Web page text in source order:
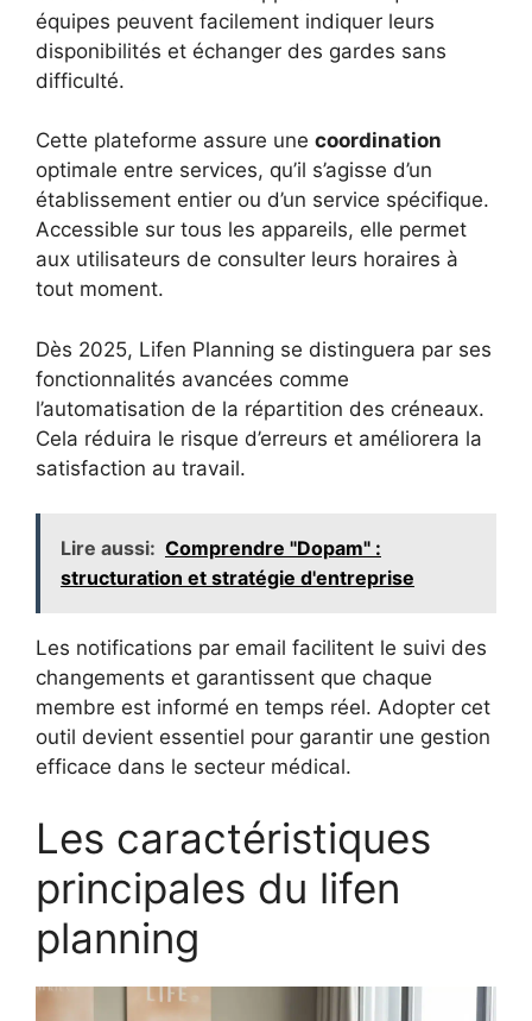
équipes peuvent facilement indiquer leurs
disponibilités et échanger des gardes sans
difficulté.
Cette plateforme assure une coordination
optimale entre services, qu’il s’agisse d’un
établissement entier ou d’un service spécifique.
Accessible sur tous les appareils, elle permet
aux utilisateurs de consulter leurs horaires à
tout moment.
Dès 2025, Lifen Planning se distinguera par ses
fonctionnalités avancées comme
l’automatisation de la répartition des créneaux.
Cela réduira le risque d’erreurs et améliorera la
satisfaction au travail.
Lire aussi: Comprendre "Dopam" :
structuration et stratégie d'entreprise
Les notifications par email facilitent le suivi des
changements et garantissent que chaque
membre est informé en temps réel. Adopter cet
outil devient essentiel pour garantir une gestion
efficace dans le secteur médical.
Les caractéristiques
principales du lifen
planning